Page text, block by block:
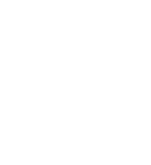
www.instagram.com/
www.facebook.com/